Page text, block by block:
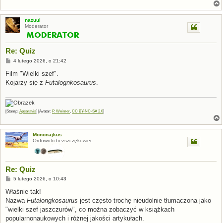
nazuul
Moderator
Re: Quiz
P
s
4 lutego 2026, o 21:42
Film "Wielki szef".
Kojarzy się z Futalognkosaurus
[Stamp: Apsaravis] [Avatar: P. Weimer CC BY-NC-SA 2.0]
Mononajkus
Ordowicki bezszczękowiec
Re: Quiz
P
s
5 lutego 2026, o 10:43
Właśnie tak!
Nazwa Futalongkosaurus jest często trochę nieudolnie tłumaczona jako
"wielki szef jaszczurów", co można zobaczyć w książkach
popularnonaukowych i różnej jakości artykułach.